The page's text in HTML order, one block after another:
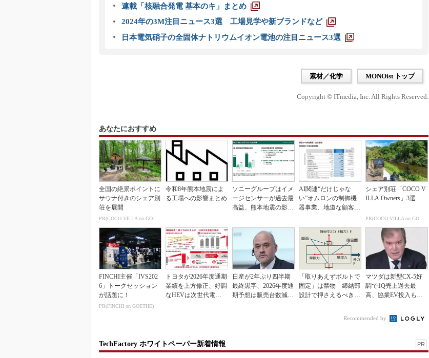
連載「核融合発電 基本のキ」まとめ
2024年の3M注目ニュース3選 工場見学や新ブランドなど
日本電気硝子の全固体ナトリウムイオン電池の注目ニュース3選
素材／化学 MONOist トップ
Copyright © ITmedia, Inc. All Rights Reserved.
あなたにおすすめ
全国の絶景ポイントに
サウナ付きのシェア別
荘を展開
PR(COCO VILLA on GOETHE)
令和8年熊本地震によ
る工場への影響まとめ
ソニーグループはイメ
ージセンサーが過去最
高益、熊本地震の影響
AI関連“だけじゃな
い”オムロンの制御機
器事業、地道な顧客基
シェア別荘「COCO V
ILLA Owners」3選
PR(COCO VILLA on GOETHE)
FINCHI主催「IVS202
6」トークセッション
が話題に！
PR(FINCHI on GOETHE)
トヨタが2026年度通期
業績を上方修正、好調
なHEVは次世代電池
日産が2年ぶり四半期
最終黒字、2026年度通
期予想は販売台数減も
「取りあえずボルトで
固定」は禁物 締結部
設計で押さえるべき基
マツダは新型CX-5好
調で1Q売上過去最
高、協業EV投入も通
Recommended by
TechFactory ホワイトペーパー新着情報 PR